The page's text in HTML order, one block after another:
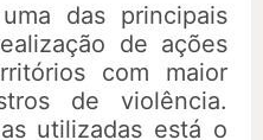
das principais
de ações
com maior
de violência.
utilizadas está o